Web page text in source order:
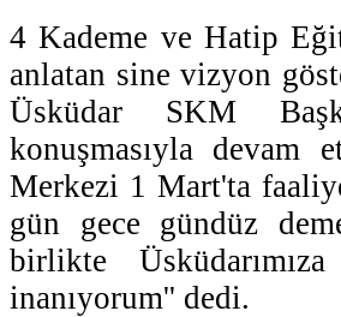
4 Kademe ve Hatip
anlatan sine vizyon
Üsküdar SKM
konuşmasıyla devam
Merkezi 1 Mart'ta
gün gece gündüz
birlikte
inanıyorum'' dedi.